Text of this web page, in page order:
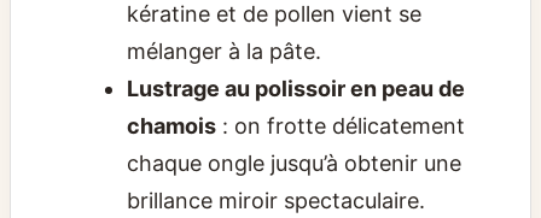
kératine et de pollen vient se
mélanger à la pâte.
Lustrage au polissoir en peau de
chamois: on frotte délicatement
chaque ongle jusqu’à obtenir une
brillance miroir spectaculaire.